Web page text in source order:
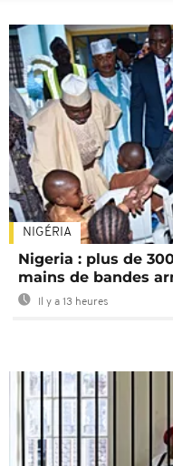
NIGÉRIA
Nigeria : plus de
mains de bandes
Il y a 13 heures